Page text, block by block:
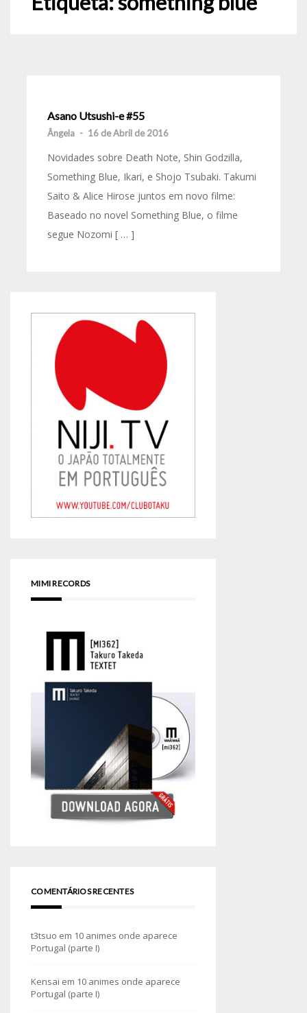
Asano Utsushi-e #55
Ângela - 16 de Abril de 2016
Novidades sobre Death Note, Shin Godzilla,
Something Blue, Ikari, e Shojo Tsubaki. Takumi
Saito & Alice Hirose juntos em novo filme:
Baseado no novel Something Blue, o filme
segue Nozomi [ … ]
MIMI RECORDS
COMENTÁRIOS RECENTES
t3tsuo em 10 animes onde aparece
Portugal (parte I)
Kensai em 10 animes onde aparece
Portugal (parte I)